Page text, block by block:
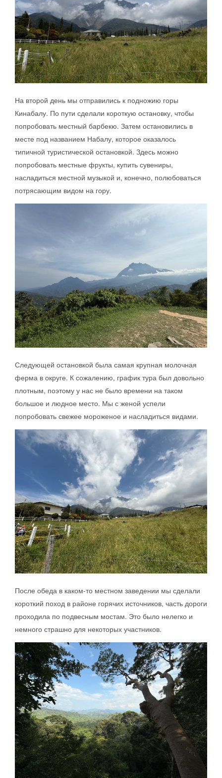
На второй день мы отправились к подножию горы
Кинабалу. По пути сделали короткую остановку, чтобы
попробовать местный барбекю. Затем остановились в
месте под названием Набалу, которое оказалось
типичной туристической остановкой. Здесь можно
попробовать местные фрукты, купить сувениры,
насладиться местной музыкой и, конечно, полюбоваться
потрясающим видом на гору.
Следующей остановкой была самая крупная молочная
ферма в округе. К сожалению, график тура был довольно
плотным, поэтому у нас не было времени на таком
большое и людное место. Мы с женой успели
попробовать свежее мороженое и насладиться видами.
После обеда в каком-то местном заведении мы сделали
короткий поход в районе горячих источников, часть дороги
проходила по подвесным мостам. Это было нелегко и
немного страшно для некоторых участников.